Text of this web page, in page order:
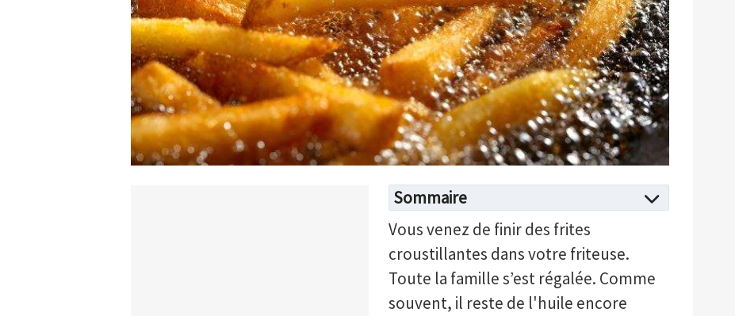
Sommaire
Vous venez de finir des frites
croustillantes dans votre friteuse.
Toute la famille s’est régalée. Comme
souvent, il reste de l'huile encore